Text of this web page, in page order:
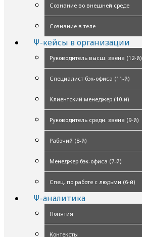
Сознание во внешней среде
Сознание в теле
Ψ-кейсы в организации
Руководитель высш. звена (12-й)
Специалист бэк-офиса (11-й)
Клиентский менеджер (10-й)
Руководитель средн. звена (9-й)
Рабочий (8-й)
Менеджер бэк-офиса (7-й)
Спец. по работе с людьми (6-й)
Ψ-аналитика
Понятия
Контексты